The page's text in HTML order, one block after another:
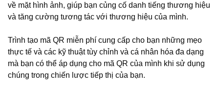
về mặt hình ảnh, giúp bạn củng cố danh tiếng thương hiệu
và tăng cường tương tác với thương hiệu của mình.
Trình tạo mã QR miễn phí cung cấp cho bạn những mẹo
thực tế và các kỹ thuật tùy chỉnh và cá nhân hóa đa dạng
mà bạn có thể áp dụng cho mã QR của mình khi sử dụng
chúng trong chiến lược tiếp thị của bạn.